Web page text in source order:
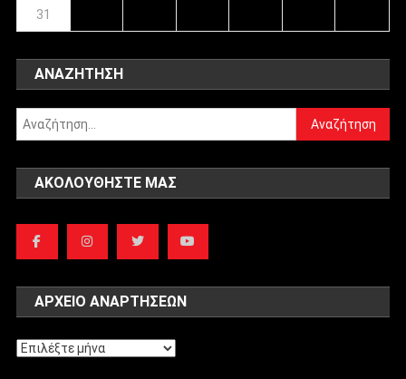
31
ΑΝΑΖΉΤΗΣΗ
Αναζήτηση
για:
ΑΚΟΛΟΥΘΉΣΤΕ ΜΑΣ
ΑΡΧΕΊΟ ΑΝΑΡΤΉΣΕΩΝ
Αρχείο